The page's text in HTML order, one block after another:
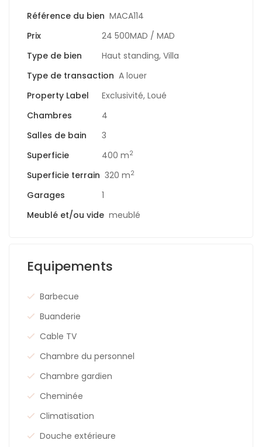
Référence du bien MACA114
Prix
24 500MAD / MAD
Type de bien
Haut standing, Villa
Type de transaction A louer
Property Label
Exclusivité, Loué
Chambres
4
Salles de bain
3
Superficie
400 m2
Superficie terrain 320 m2
Garages
1
Meublé et/ou vide meublé
Equipements
Barbecue
Buanderie
Cable TV
Chambre du personnel
Chambre gardien
Cheminée
Climatisation
Douche extérieure